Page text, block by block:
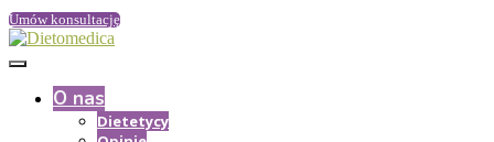
Umów konsultację
O nas
Dietetycy